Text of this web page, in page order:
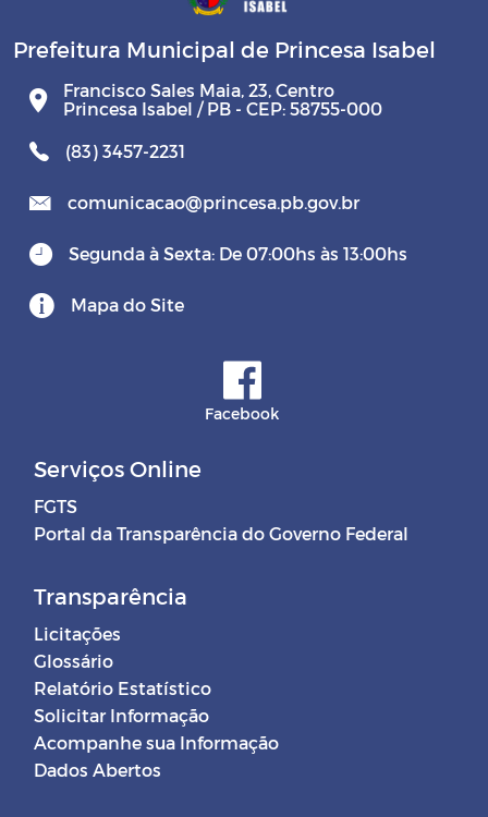
Prefeitura Municipal de Princesa Isabel
Francisco Sales Maia, 23, Centro
Princesa Isabel / PB - CEP: 58755-000
(83) 3457-2231
comunicacao@princesa.pb.gov.br
Segunda à Sexta: De 07:00hs às 13:00hs
Mapa do Site
Facebook
Serviços Online
FGTS
Portal da Transparência do Governo Federal
Transparência
Licitações
Glossário
Relatório Estatístico
Solicitar Informação
Acompanhe sua Informação
Dados Abertos